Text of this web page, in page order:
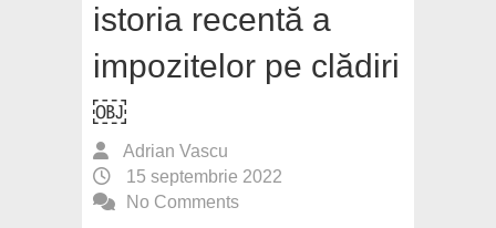
istoria recentă a
impozitelor pe clădiri
￼
Adrian Vascu
15 septembrie 2022
No Comments